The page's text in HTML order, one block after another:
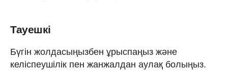
Тауешкі
Бүгін жолдасыңызбен ұрыспаңыз және
келіспеушілік пен жанжалдан аулақ болыңыз.